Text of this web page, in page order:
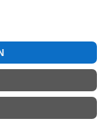
Rechte
zzgl.
wenn